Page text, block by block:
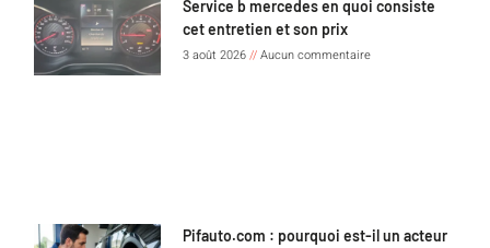
Service b mercedes en quoi consiste
cet entretien et son prix
3 août 2026 Aucun commentaire
Pifauto.com : pourquoi est-il un acteur